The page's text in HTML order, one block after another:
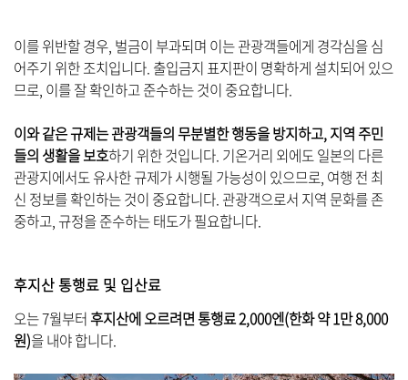
이를 위반할 경우, 벌금이 부과되며 이는 관광객들에게 경각심을 심
어주기 위한 조치입니다. 출입금지 표지판이 명확하게 설치되어 있으
므로, 이를 잘 확인하고 준수하는 것이 중요합니다.
이와 같은 규제는 관광객들의 무분별한 행동을 방지하고, 지역 주민
들의 생활을 보호하기 위한 것입니다. 기온거리 외에도 일본의 다른
관광지에서도 유사한 규제가 시행될 가능성이 있으므로, 여행 전 최
신 정보를 확인하는 것이 중요합니다. 관광객으로서 지역 문화를 존
중하고, 규정을 준수하는 태도가 필요합니다.
후지산 통행료 및 입산료
오는 7월부터후지산에 오르려면 통행료 2,000엔(한화 약 1만 8,000
원)을 내야 합니다.